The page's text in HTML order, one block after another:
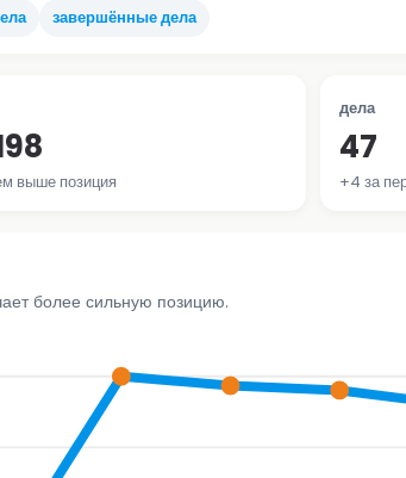
завершённые дела
выше позиция
дела
47
+4 за
более сильную позицию.